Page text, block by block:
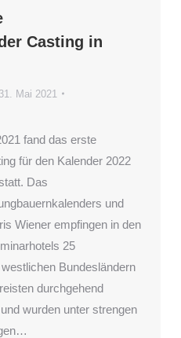
Casting in
31. Mai 2021
fand das erste
für den Kalender 2022
Das
und
Wiener empfingen in den
25
Bundesländern
durchgehend
wurden unter strengen